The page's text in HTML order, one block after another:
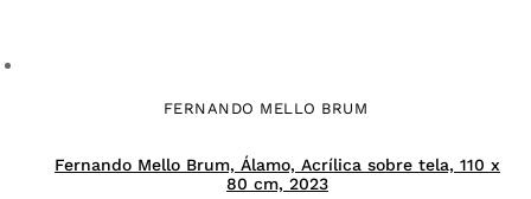
FERNANDO MELLO BRUM
Fernando Mello Brum, Álamo, Acrílica sobre tela, 110 x
80 cm, 2023